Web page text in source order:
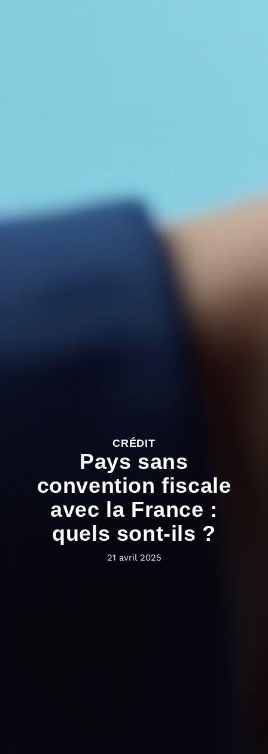
CRÉDIT
Pays sans
convention fiscale
avec la France :
quels sont-ils ?
21 avril 2025